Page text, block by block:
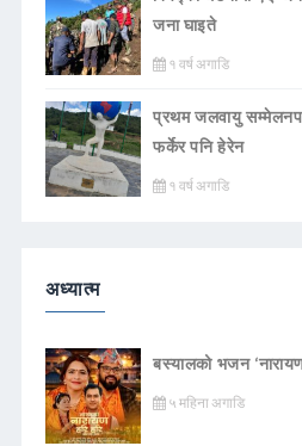
जना घाइते
१ वर्ष अगाडि
प्रथम जलवायु
फर्केर पनि हेरेन
१ वर्ष अगाडि
अध्यात्म
बस्यालको भजन ‘नारायण
५ महिना अगाडि